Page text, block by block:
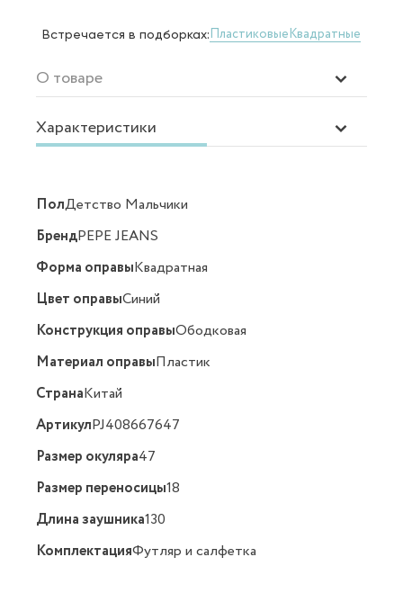
Встречается в подборках:ПластиковыеКвадратные
О товаре
Характеристики
ПолДетство Мальчики
БрендPEPE JEANS
Форма оправыКвадратная
Цвет оправыСиний
Конструкция оправыОбодковая
Материал оправыПластик
СтранаКитай
АртикулPJ408667647
Размер окуляра47
Размер переносицы18
Длина заушника130
КомплектацияФутляр и салфетка